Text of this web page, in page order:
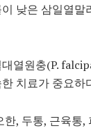
낮은 삼일열말
열원충(P.
치료가 중요하
, 두통, 근육통